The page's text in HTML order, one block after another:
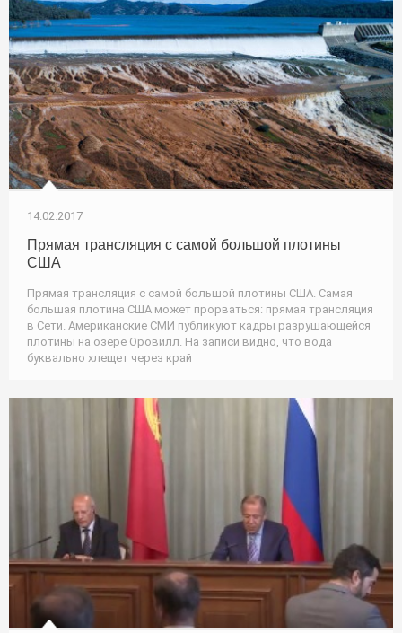
14.02.2017
Прямая трансляция с самой большой плотины
США
Прямая трансляция с самой большой плотины США. Самая
большая плотина США может прорваться: прямая трансляция
в Сети. Американские СМИ публикуют кадры разрушающейся
плотины на озере Оровилл. На записи видно, что вода
буквально хлещет через край